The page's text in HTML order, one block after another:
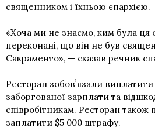
священником і їхньою єпархією.
«Хоча ми не знаємо, ким була ця
переконані, що він не був
Сакраменто», — сказав речник
Ресторан зобовʼязали виплатити
заборгованої зарплати та
співробітникам. Ресторан також
заплатити $5 000 штрафу.